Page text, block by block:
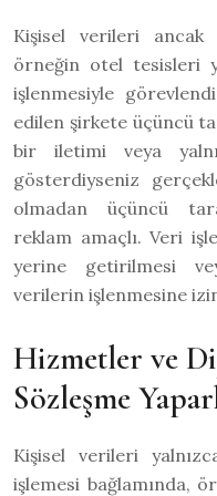
Kişisel verileri ancak
örneğin otel tesisleri
işlenmesiyle
edilen şirkete üçüncü
bir iletimi veya
gösterdiyseniz
olmadan üçüncü
reklam amaçlı. Veri
yerine getirilmesi
verilerin işlenmesine
Hizmetler ve
Sözleşme
Kişisel verileri
işlemesi bağlamında,